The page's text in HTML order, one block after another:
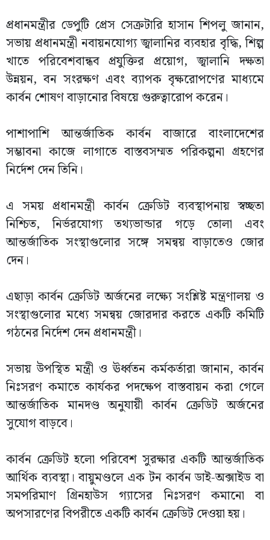
প্রধানমন্ত্রীর ডেপুটি প্রেস সেক্রটারি হাসান শিপলু জানান,
সভায় প্রধানমন্ত্রী নবায়নযোগ্য জ্বালানির ব্যবহার বৃদ্ধি, শিল্প
খাতে পরিবেশবান্ধব প্রযুক্তির প্রয়োগ, জ্বালানি দক্ষতা
উন্নয়ন, বন সংরক্ষণ এবং ব্যাপক বৃক্ষরোপণের মাধ্যমে
কার্বন শোষণ বাড়ানোর বিষয়ে গুরুত্বারোপ করেন।
পাশাপাশি আন্তর্জাতিক কার্বন বাজারে বাংলাদেশের
সম্ভাবনা কাজে লাগাতে বাস্তবসম্মত পরিকল্পনা গ্রহণের
নির্দেশ দেন তিনি।
এ সময় প্রধানমন্ত্রী কার্বন ক্রেডিট ব্যবস্থাপনায় স্বচ্ছতা
নিশ্চিত, নির্ভরযোগ্য তথ্যভান্ডার গড়ে তোলা এবং
আন্তর্জাতিক সংস্থাগুলোর সঙ্গে সমন্বয় বাড়াতেও জোর
দেন।
এছাড়া কার্বন ক্রেডিট অর্জনের লক্ষ্যে সংশ্লিষ্ট মন্ত্রণালয় ও
সংস্থাগুলোর মধ্যে সমন্বয় জোরদার করতে একটি কমিটি
গঠনের নির্দেশ দেন প্রধানমন্ত্রী।
সভায় উপস্থিত মন্ত্রী ও ঊর্ধ্বতন কর্মকর্তারা জানান, কার্বন
নিঃসরণ কমাতে কার্যকর পদক্ষেপ বাস্তবায়ন করা গেলে
আন্তর্জাতিক মানদণ্ড অনুযায়ী কার্বন ক্রেডিট অর্জনের
সুযোগ বাড়বে।
কার্বন ক্রেডিট হলো পরিবেশ সুরক্ষার একটি আন্তর্জাতিক
আর্থিক ব্যবস্থা। বায়ুমণ্ডলে এক টন কার্বন ডাই-অক্সাইড বা
সমপরিমাণ গ্রিনহাউস গ্যাসের নিঃসরণ কমানো বা
অপসারণের বিপরীতে একটি কার্বন ক্রেডিট দেওয়া হয়।